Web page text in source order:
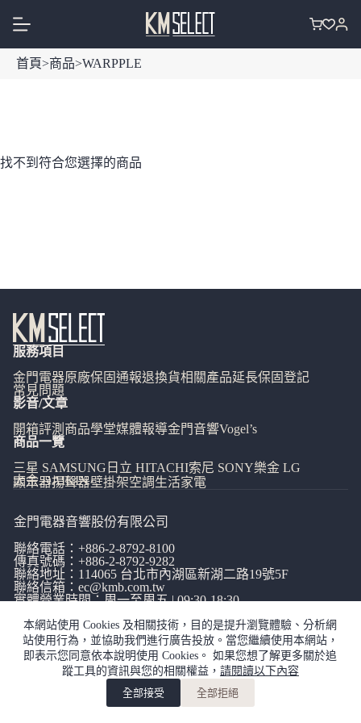
主
本網站使用 Cookies 及相關技術，目的是提升瀏覽體驗、分析網
站使用行為，並協助我們進行廣告投放。當您繼續使用本網站，
即表示您同意依本說明使用 Cookies。 如果您想了解更多關於追
蹤工具的資訊與您的相關權益， 請閱讀以下內容
全部接受
全部拒絕
購
首頁>商品>WARPPLE
找不到符合您選擇的商品
服務項目
金門電器原廠保固通報退換貨相關產品延長保固登記
常見問題
影音/文章
開箱評測 商品學堂媒體報導金門音響Vogel’s
商品一覽
三星 SAMSUNG 日立 HITACHI索尼 SONY樂金 LG
大金 DAIKIN
顯示器揚聲器壁掛架空調生活家電
金門電器音響股份有限公司
聯絡電話： +886-2-8792-8100
傳真號碼：+886-2-8792-9282
聯絡地址：114065 台北市內湖區新湖二路19號5F
聯絡信箱： ec@kmb.com.tw
實體營業時間：周一至周五 | 09:30-18:30
網站使用條款 隱私權政策
copyright©金門電器音響有限公司